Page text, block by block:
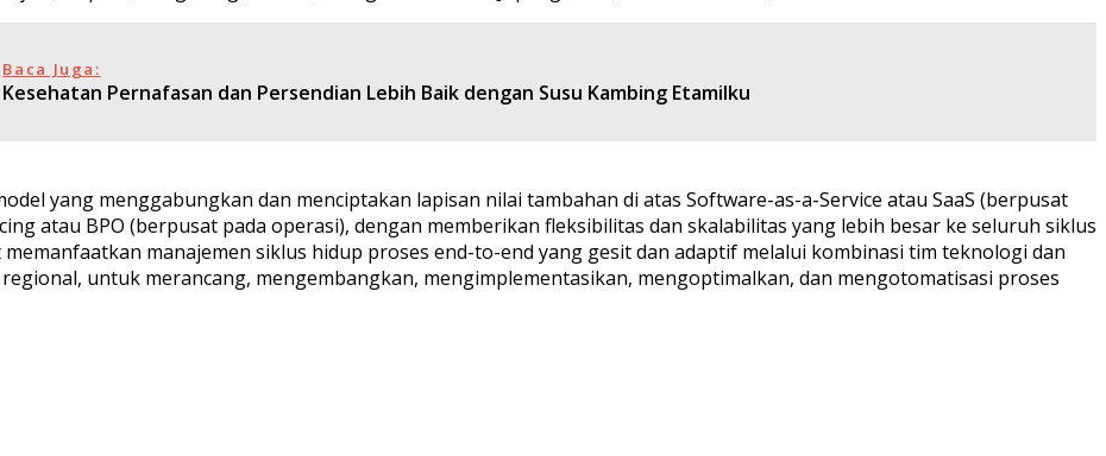
Baca Juga:
Kesehatan Pernafasan dan Persendian Lebih Baik dengan Susu Kambing Etamilku
yang menggabungkan dan menciptakan lapisan nilai tambahan di atas Software-as-a-Service atau SaaS (berpusat
atau BPO (berpusat pada operasi), dengan memberikan fleksibilitas dan skalabilitas yang lebih besar ke seluruh siklus
manajemen siklus hidup proses end-to-end yang gesit dan adaptif melalui kombinasi tim teknologi dan
untuk merancang, mengembangkan, mengimplementasikan, mengoptimalkan, dan mengotomatisasi proses